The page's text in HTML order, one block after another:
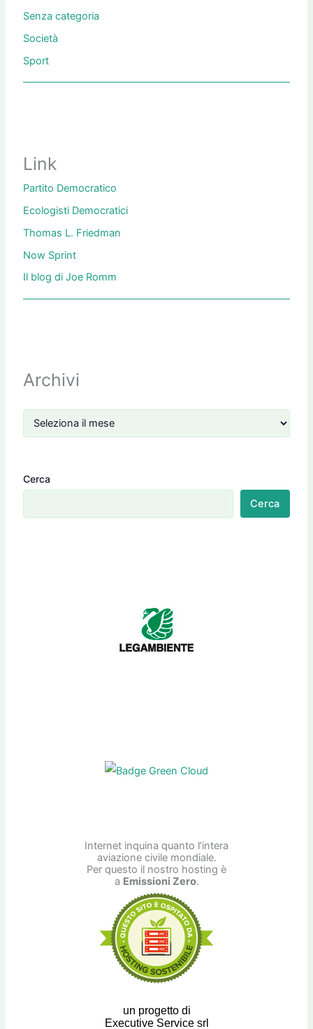
Senza categoria
Società
Sport
Link
Partito Democratico
Ecologisti Democratici
Thomas L. Friedman
Now Sprint
Il blog di Joe Romm
Archivi
Cerca
Cerca
Internet inquina quanto l’intera
aviazione civile mondiale.
Per questo il nostro hosting è
a Emissioni Zero.
un progetto di
Executive Service srl